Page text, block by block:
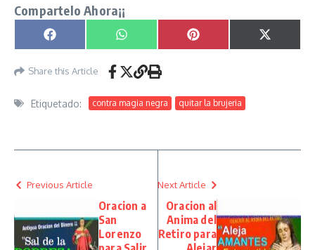
Compartelo Ahora¡¡
Compartir en
Facebook Compartir en
WhatsApp Compartir en
Pinterest
X
(Twitter)
Share this Article
Etiquetado: contra magia negra quitar la brujeria
Previous Article
Oracion a
San
Lorenzo
Next Article
Oracion al
Anima del
Retiro para